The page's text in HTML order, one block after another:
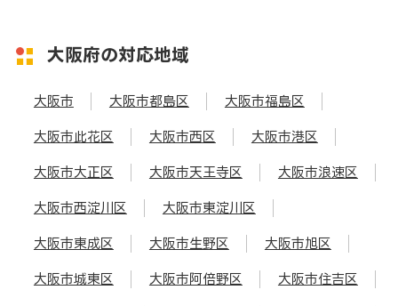
大阪府の対応地域
大阪市 大阪市都島区 大阪市福島区
大阪市此花区 大阪市西区 大阪市港区
大阪市大正区 大阪市天王寺区 大阪市浪速区
大阪市西淀川区 大阪市東淀川区
大阪市東成区 大阪市生野区 大阪市旭区
大阪市城東区 大阪市阿倍野区 大阪市住吉区